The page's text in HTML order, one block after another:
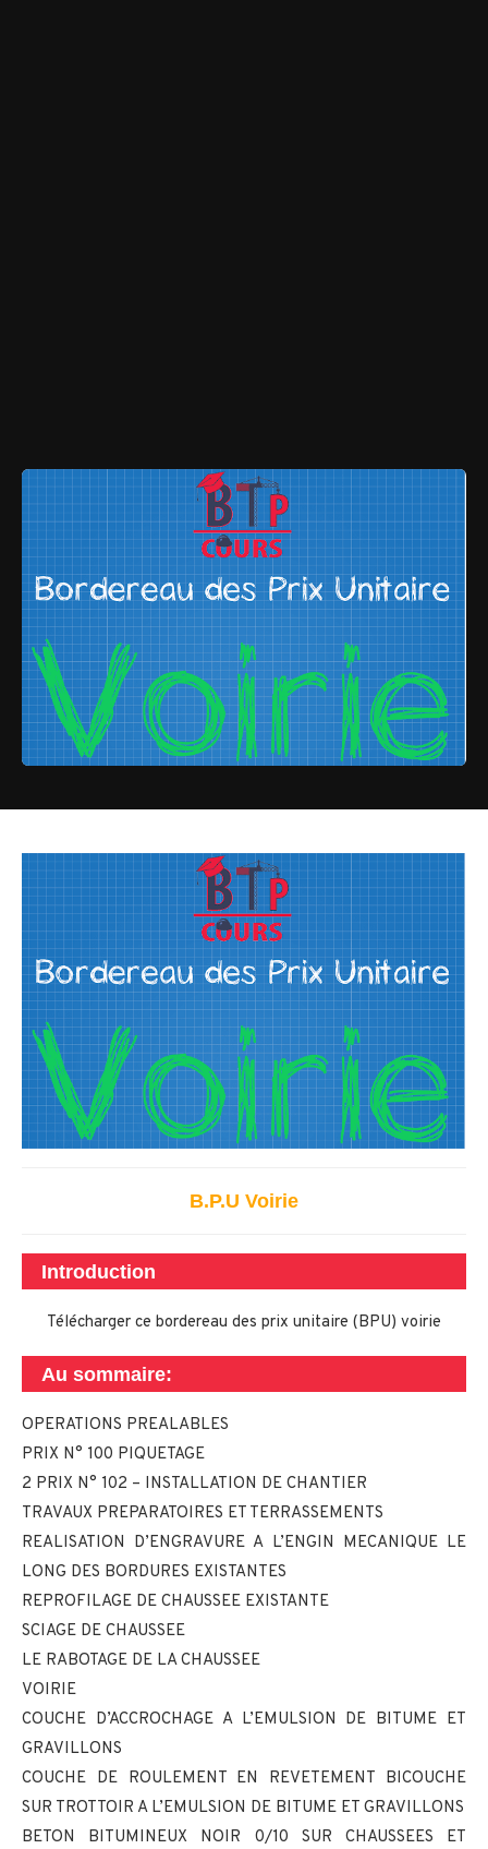
B.P.U Voirie
Introduction
Télécharger ce bordereau des prix unitaire (BPU) voirie
Au sommaire:
OPERATIONS PREALABLES
PRIX N° 100 PIQUETAGE
2 PRIX N° 102 – INSTALLATION DE CHANTIER
TRAVAUX PREPARATOIRES ET TERRASSEMENTS
REALISATION D’ENGRAVURE A L’ENGIN MECANIQUE LE
LONG DES BORDURES EXISTANTES
REPROFILAGE DE CHAUSSEE EXISTANTE
SCIAGE DE CHAUSSEE
LE RABOTAGE DE LA CHAUSSEE
VOIRIE
COUCHE D’ACCROCHAGE A L’EMULSION DE BITUME ET
GRAVILLONS
COUCHE DE ROULEMENT EN REVETEMENT BICOUCHE
SUR TROTTOIR A L’EMULSION DE BITUME ET GRAVILLONS
BETON BITUMINEUX NOIR 0/10 SUR CHAUSSEES ET